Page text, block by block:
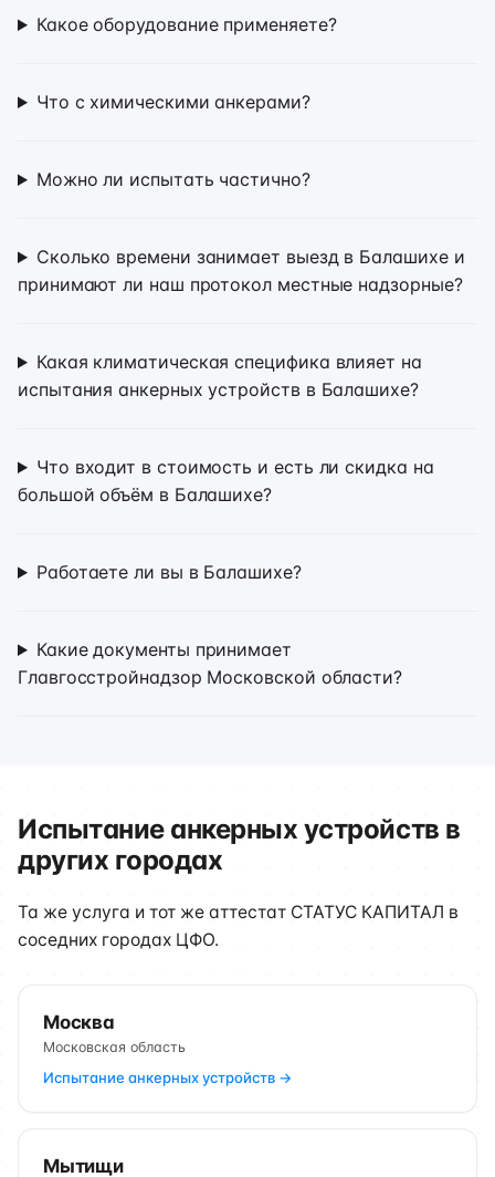
Какое оборудование применяете?
Что с химическими анкерами?
Можно ли испытать частично?
Сколько времени занимает выезд в Балашихе и
принимают ли наш протокол местные надзорные?
Какая климатическая специфика влияет на
испытания анкерных устройств в Балашихе?
Что входит в стоимость и есть ли скидка на
большой объём в Балашихе?
Работаете ли вы в Балашихе?
Какие документы принимает
Главгосстройнадзор Московской области?
Испытание анкерных устройств в
других городах
Та же услуга и тот же аттестат СТАТУС КАПИТАЛ в
соседних городах ЦФО.
Москва
Московская область
Испытание анкерных устройств →
Мытищи